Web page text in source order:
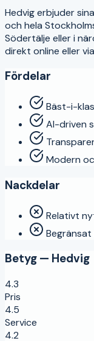
Hedvigerbjuder
och hela
Södertälje eller i
direkt online eller
Fördelar
Bäst-i-
AI-driven
Modern
Nackdelar
Relativt
Betyg — Hedvig
4.3
Pris
4.5
Service
4.2